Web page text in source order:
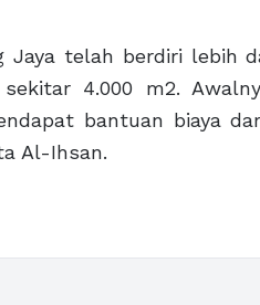
Jaya telah berdiri lebih
4.000 m2.
bantuan biaya
Al-Ihsan.